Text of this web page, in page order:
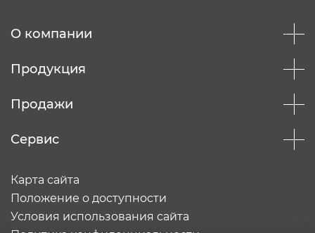
О компании
Продукция
Продажи
Сервис
Карта сайта
Положение о доступности
Условия использования сайта